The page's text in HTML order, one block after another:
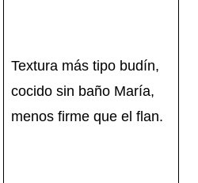
Textura más tipo budín,
cocido sin baño María,
menos firme que el flan.